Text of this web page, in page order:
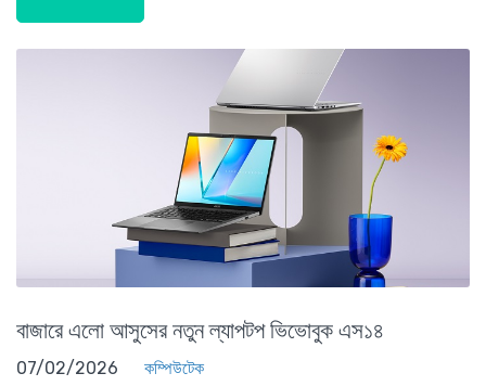
বাজারে এলো আসুসের নতুন ল্যাপটপ ভিভোবুক এস১৪
07/02/2026 কম্পিউটেক